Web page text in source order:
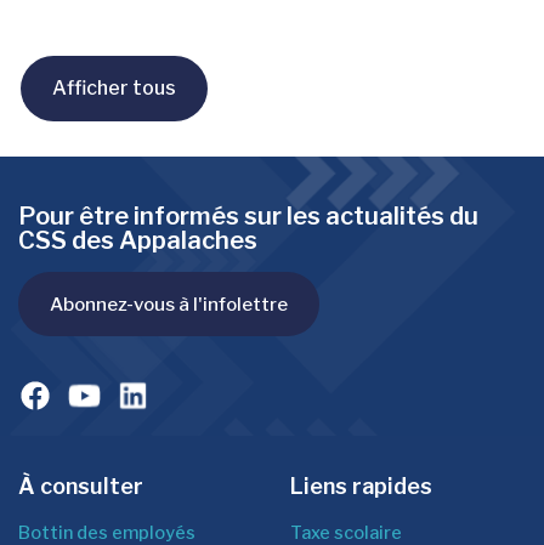
Afficher tous
Pour être informés sur les actualités du
CSS des Appalaches
Abonnez-vous à l'infolettre
À consulter
Bottin des employés
Liens rapides
Taxe scolaire